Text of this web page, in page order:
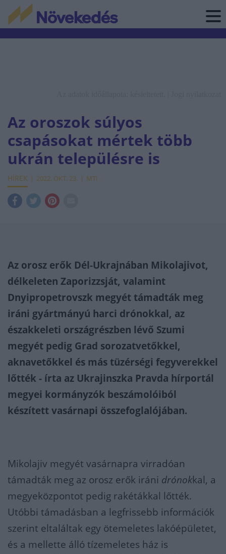
Az oroszok súlyos
csapásokat mértek több
ukrán településre is
HÍREK 2022. OKT. 23. MTI
Az orosz erők Dél-Ukrajnában Mikolajivot,
délkeleten Zaporizzsját, valamint
Dnyipropetrovszk megyét támadták meg
iráni gyártmányú harci drónokkal, az
északkeleti országrészben lévő Szumi
megyét pedig Grad sorozatvetőkkel,
aknavetőkkel és más tüzérségi fegyverekkel
lőtték - írta az Ukrajinszka Pravda hírportál
megyei kormányzók beszámolóiból
készített vasárnapi összefoglalójában.
Mikolajiv megyét vasárnapra virradóan
támadták meg az orosz erők iráni drónokkal, a
megyeközpontot pedig rakétákkal lőtték.
Utóbbi támadásban a legfrissebb információk
szerint eltaláltak egy ötemeletes lakóépületet,
és a mellette álló tízemeletes ház is